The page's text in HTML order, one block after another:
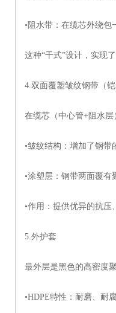
•阻水带：在缆芯外绕
这种“干式”设计，实现
4.双面覆塑皱纹钢带（
在缆芯（中心管+阻水
•皱纹结构：增加了钢
•涂塑层：钢带两面覆
•作用：提供优异的抗
5.外护套
最外层是黑色的高密度
•HDPE特性：耐磨、耐